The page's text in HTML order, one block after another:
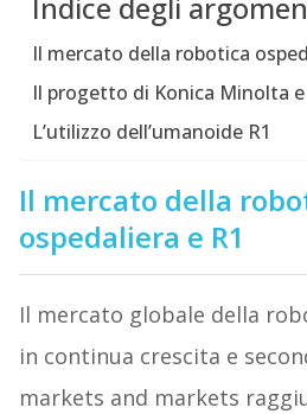
Indice degli
Il mercato della robotica
Il progetto di Konica Minolta
L’utilizzo dell’umanoide R1
Il mercato della
ospedaliera e R1
Il mercato globale della
in continua crescita e
markets and markets